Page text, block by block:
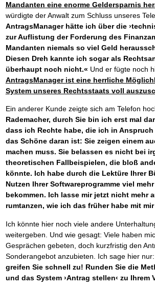
Mandanten eine enorme Geldersparnis
würdigte der Anwalt zum Schluss unseres
AntragsManager hätte ich über die
zur Auflistung der Forderung des
Mandanten niemals so viel Geld
Diesen Dreh kannte ich sogar als
überhaupt noch nicht.« Und er fügte noch
AntragsManager ist eine herrliche
System unseres Rechtsstaats voll
Ein anderer Kunde zeigte sich am Telefon
Rademacher, durch Sie bin ich erst mal
dass ich Rechte habe, die ich in
das Schöne daran ist: Sie zeigen einem
machen muss. Sie belassen es nicht bei
theoretischen Fallbeispielen, die bloß
könnte. Ich habe durch die Lektüre Ihrer
Nutzen Ihrer Softwareprogramme viel
bekommen. Ich lasse mir jetzt nicht mehr
rumtanzen, wie ich das früher habe mit
Ich könnte hier noch viele andere
weitergeben. Und wie gesagt: Viele haben
Gesprächen gebeten, doch kurzfristig den
Sonderangebot anzubieten. Ich sage hier nur:
greifen Sie schnell zu! Runden Sie die
und das System ›Antrag stellen‹ zu Ihrem